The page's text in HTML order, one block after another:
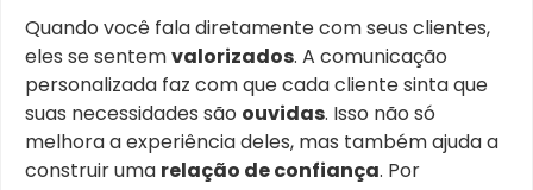
Quando você fala diretamente com seus clientes,
eles se sentemvalorizados. A comunicação
personalizada faz com que cada cliente sinta que
suas necessidades são ouvidas. Isso não só
melhora a experiência deles, mas também ajuda a
construir uma relação de confiança. Por